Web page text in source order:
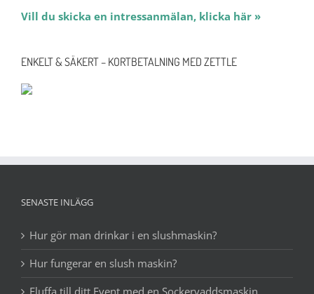
Vill du skicka en intressanmälan, klicka här »
ENKELT & SÄKERT – KORTBETALNING MED ZETTLE
SENASTE INLÄGG
Hur gör man drinkar i en slushmaskin?
Hur fungerar en slush maskin?